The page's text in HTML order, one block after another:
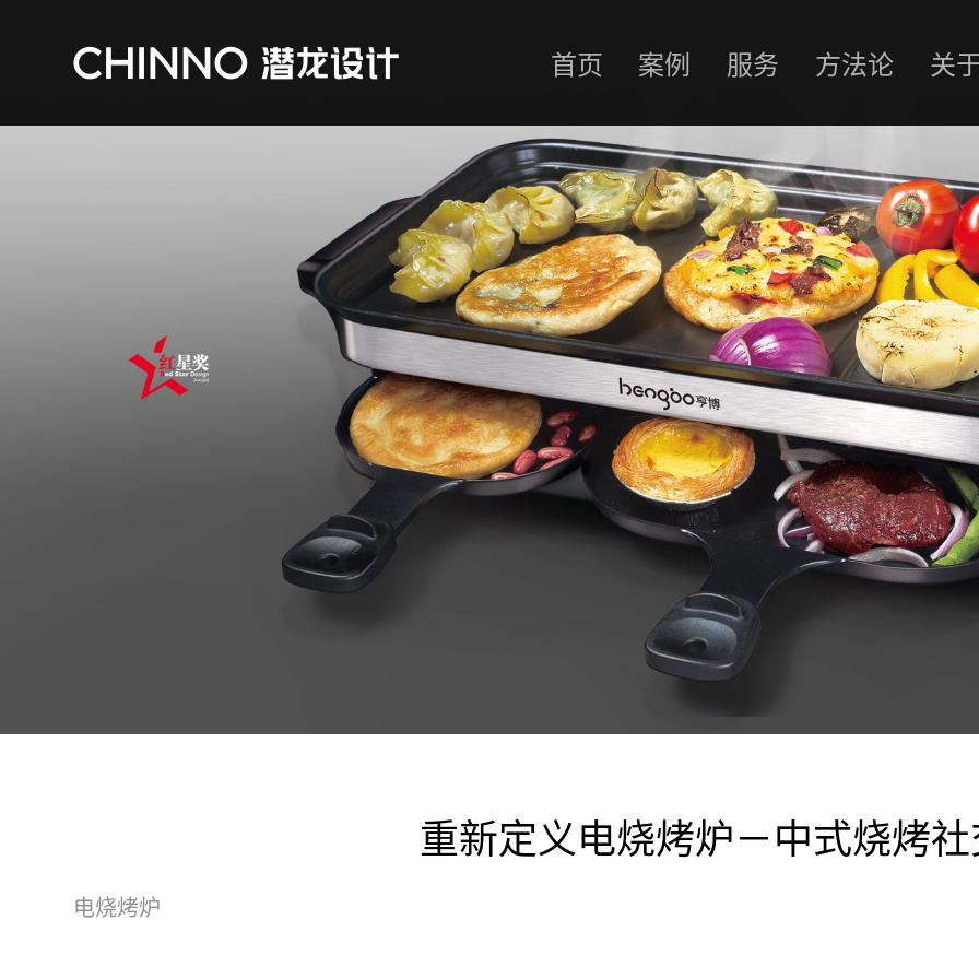
首页 案例 服务 方法论 关
重新定义电烧烤炉－中式烧烤
电烧烤炉